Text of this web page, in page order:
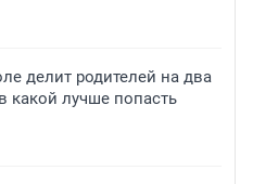
делит родителей на два
какой лучше попасть